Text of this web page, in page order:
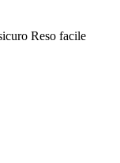
Reso facile